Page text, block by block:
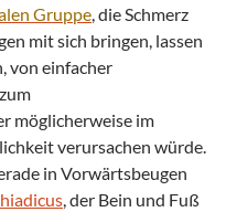
Gruppe, die Schmerz
mit sich bringen, lassen
von einfacher
möglicherweise im
verursachen würde.
in Vorwärtsbeugen
, der Bein und Fuß